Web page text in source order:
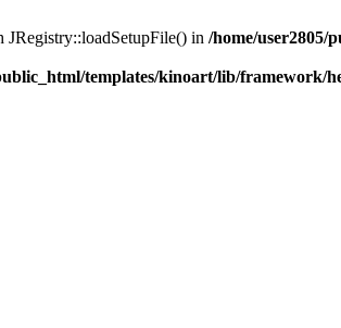
JRegistry::loadSetupFile() in /home/user2805/
templates/kinoart/lib/framework/